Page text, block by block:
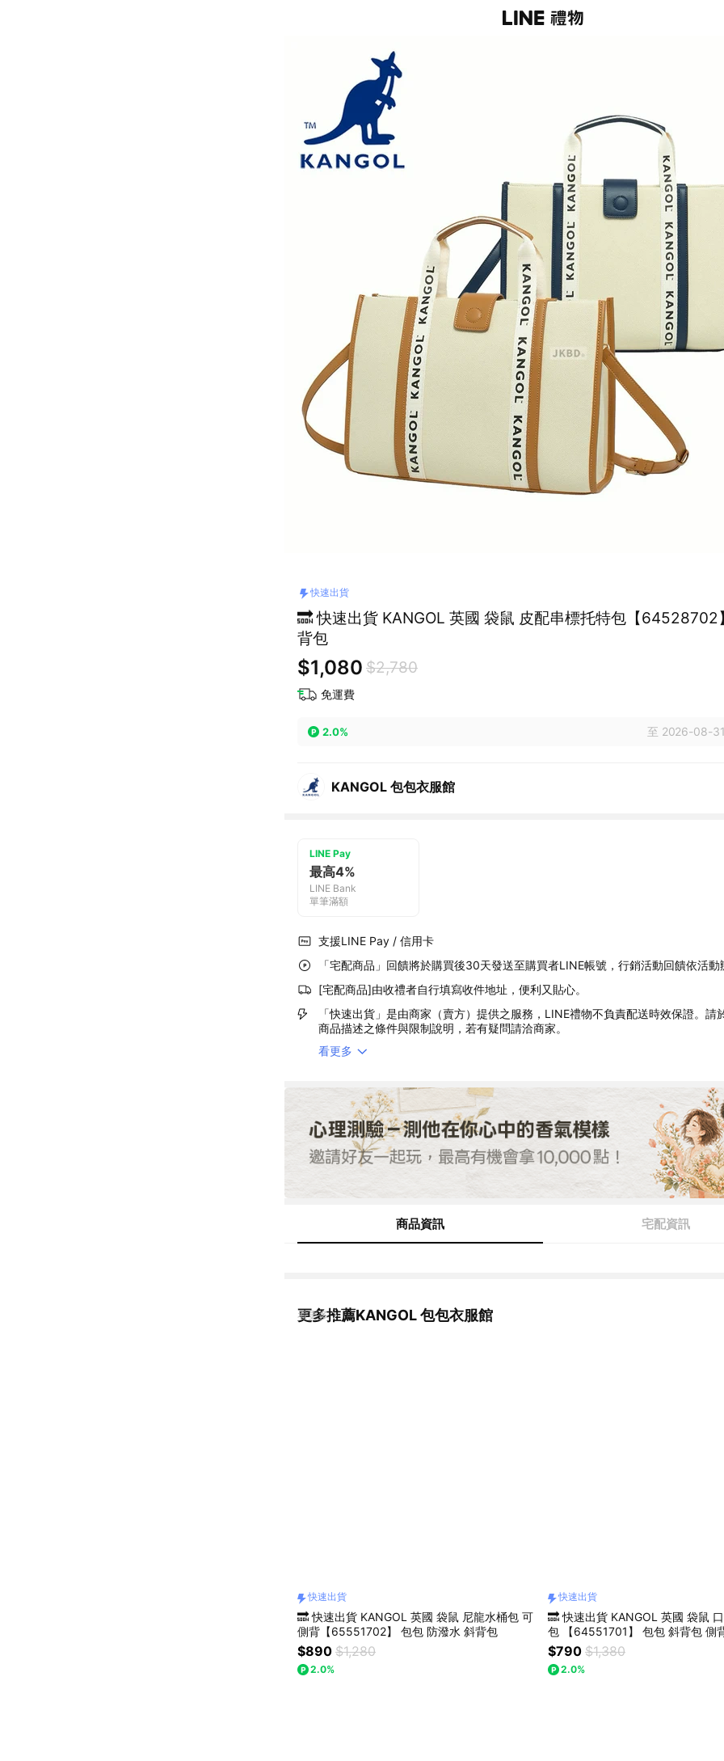
快速出貨
🔜 快速出貨 KANGOL 英國 袋鼠 皮配串標托特包【64528702
背包
$1,080 $2,780
免運費
2.0% 至 2026-08-
KANGOL 包包衣服館
LINE Pay
最高4%
LINE Bank
單筆滿額
支援LINE Pay / 信用卡
「宅配商品」回饋將於購買後30天發送至購買者LINE帳號，行銷活動回饋依活動
[宅配商品]由收禮者自行填寫收件地址，便利又貼心。
「快速出貨」是由商家（賣方）提供之服務，LINE禮物不負責配送時效保證。請
商品描述之條件與限制說明，若有疑問請洽商家。
看更多
商品資訊 宅配資訊
更多推薦KANGOL 包包衣服館
看更多
快速出貨
🔜 快速出貨 KANGOL 英國 袋鼠 尼龍水桶包 可
側背【65551702】 包包 防潑水 斜背包
$890 $1,280
2.0%
快速出貨
🔜 快速出貨 KANGOL 英國 袋鼠
包 【64551701】 包包 斜背包 側
$790 $1,380
2.0%